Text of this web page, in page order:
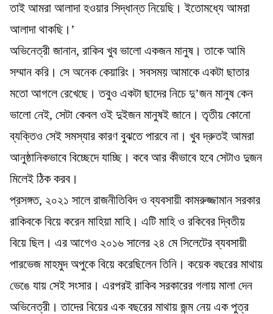
তাই আমরা আলাদা হওয়ার সিদ্ধান্ত নিয়েছি। ইতোমধ্যে আমরা
আলাদা থাকছি।’
অভিনেত্রী জানান, রাকিব খুব ভালো একজন মানুষ। তাকে আমি
সম্মান করি। সে অনেক কেয়ারিং। সবসময় আমাকে একটা ছাতার
মতো আগলে রেখেছে। তবুও একটা ছাদের নিচে দু’জন মানুষ কেন
ভালো নেই, সেটা কেবল ওই দুইজন মানুষই জানে। তৃতীয় কোনো
ব্যক্তিও সেই সমস্যার কারণ বুঝতে পারবে না। খুব দ্রুতই আমরা
আনুষ্ঠানিকভাবে বিচ্ছেদে যাচ্ছি। কবে আর কীভাবে হবে সেটাও দুজন
মিলেই ঠিক করব।
প্রসঙ্গত, ২০২১ সালে রাজনীতিবিদ ও ব্যবসায়ী কামরুজ্জামান সরকার
রাকিবকে বিয়ে করেন মাহিয়া মাহি। এটি মাহি ও রকিবের দ্বিতীয়
বিয়ে ছিল। এর আগেও ২০১৬ সালের ২৪ মে সিলেটের ব্যবসায়ী
পারভেজ মাহমুদ অপুকে বিয়ে করেছিলেন তিনি। কয়েক বছরের মাথায়
ভেঙে যায় সেই সংসার। এরপরই রাকিব সরকারের গলায় মালা দেন
অভিনেত্রী। তাদের বিয়ের এক বছরের মাথায় জন্ম নেয় এক পুত্র